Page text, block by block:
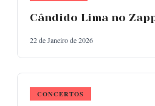
Cândido Lima no
22 de Janeiro de 2026
CONCERTOS